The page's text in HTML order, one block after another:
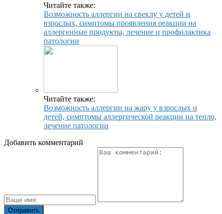
Читайте также:
Возможность аллергии на свеклу у детей и
взрослых, симптомы проявления реакции на
аллергенные продукты, лечение и профилактика
патологии
Читайте также:
Возможность аллергии на жару у взрослых и
детей, симптомы аллергической реакции на тепло,
лечение патологии
Добавить комментарий